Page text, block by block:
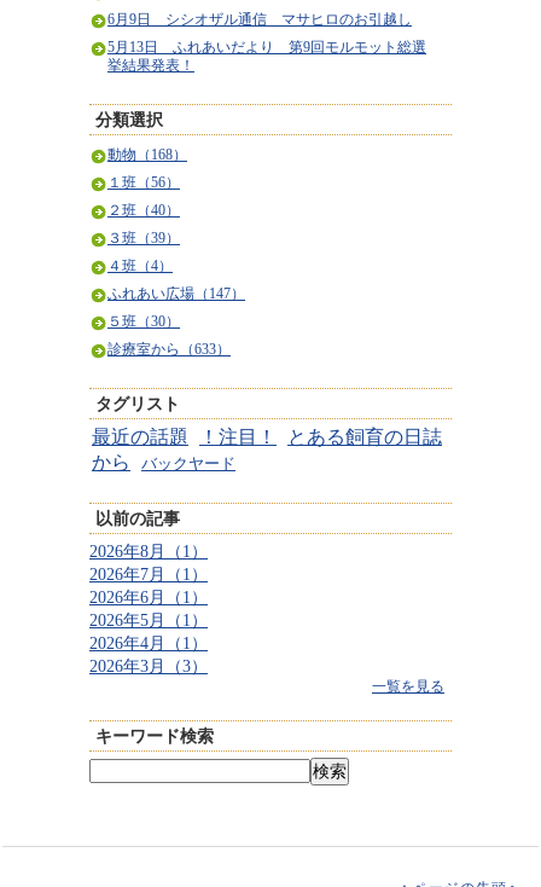
6月9日 シシオザル通信 マサヒロのお引越し
5月13日 ふれあいだより 第9回モルモット総選
挙結果発表！
分類選択
動物（168）
１班（56）
２班（40）
３班（39）
４班（4）
ふれあい広場（147）
５班（30）
診療室から（633）
タグリスト
最近の話題 ！注目！
とある飼育の日誌
から
バックヤード
以前の記事
2026年8月（1）
2026年7月（1）
2026年6月（1）
2026年5月（1）
2026年4月（1）
2026年3月（3）
一覧を見る
キーワード検索